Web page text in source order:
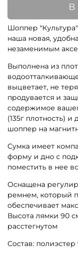
В
Шоппер
наша новая,
незаменимым
Выполнена из
выцветает, не
продувается и
содержимое
(135г плотность)
шоппер на
Сумка имеет
форму и дно с
поместить в нее
Оснащена
ремнем, который
обеспечивает
Высота лямки 90
расстегнутом
Состав: полиэстер